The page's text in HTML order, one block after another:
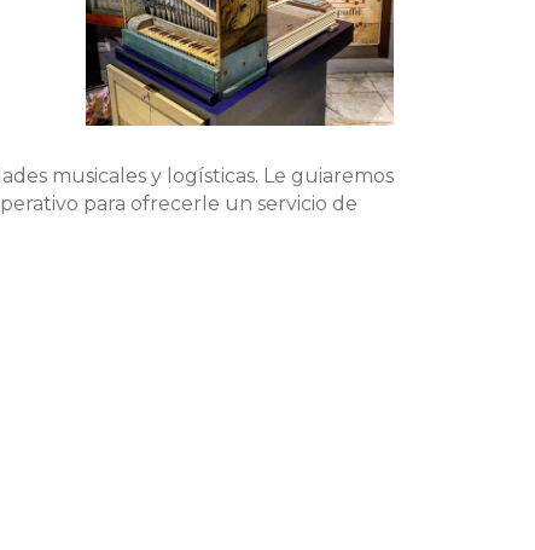
musicales y logísticas. Le guiaremos
para ofrecerle un servicio de